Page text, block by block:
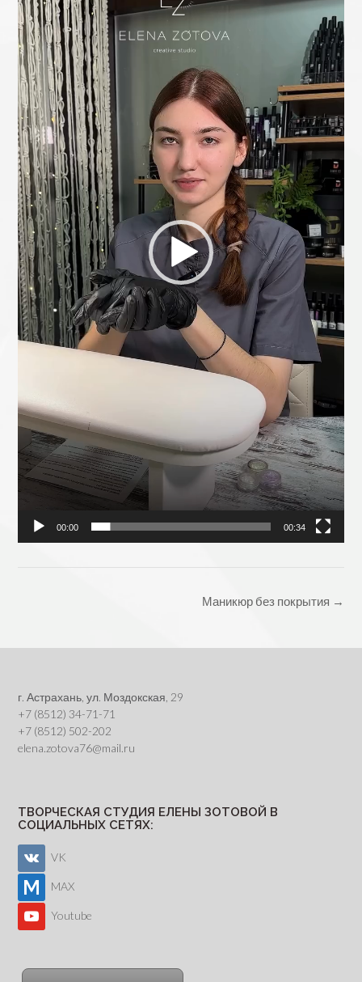
00:00 00:34
Маникюр без покрытия →
г. Астрахань, ул. Моздокская, 29
+7 (8512) 34-71-71
+7 (8512) 502-202
elena.zotova76@mail.ru
ТВОРЧЕСКАЯ СТУДИЯ ЕЛЕНЫ ЗОТОВОЙ В
СОЦИАЛЬНЫХ СЕТЯХ:
VK
MAX
Youtube